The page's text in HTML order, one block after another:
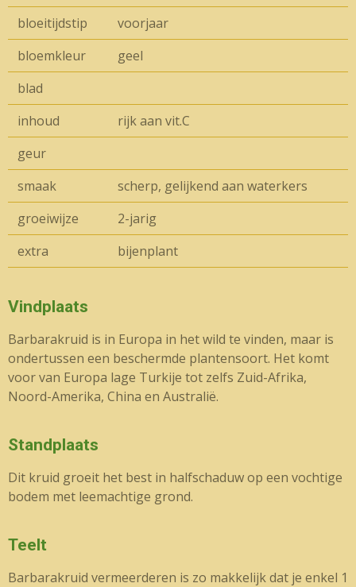
bloeitijdstip
voorjaar
bloemkleur
geel
blad
inhoud
rijk aan vit.C
geur
smaak
scherp, gelijkend aan waterkers
groeiwijze
2-jarig
extra
bijenplant
Vindplaats
Barbarakruid is in Europa in het wild te vinden, maar is
ondertussen een beschermde plantensoort. Het komt
voor van Europa lage Turkije tot zelfs Zuid-Afrika,
Noord-Amerika, China en Australië.
Standplaats
Dit kruid groeit het best in halfschaduw op een vochtige
bodem met leemachtige grond.
Teelt
Barbarakruid vermeerderen is zo makkelijk dat je enkel 1